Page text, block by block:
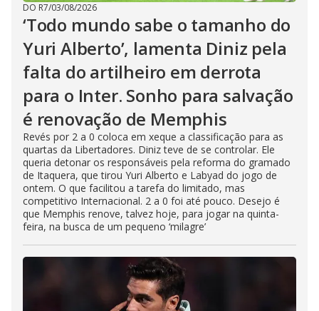
DO R7/03/08/2026
‘Todo mundo sabe o tamanho do
Yuri Alberto’, lamenta Diniz pela
falta do artilheiro em derrota
para o Inter. Sonho para salvação
é renovação de Memphis
Revés por 2 a 0 coloca em xeque a classificação para as
quartas da Libertadores. Diniz teve de se controlar. Ele
queria detonar os responsáveis pela reforma do gramado
de Itaquera, que tirou Yuri Alberto e Labyad do jogo de
ontem. O que facilitou a tarefa do limitado, mas
competitivo Internacional. 2 a 0 foi até pouco. Desejo é
que Memphis renove, talvez hoje, para jogar na quinta-
feira, na busca de um pequeno ‘milagre’